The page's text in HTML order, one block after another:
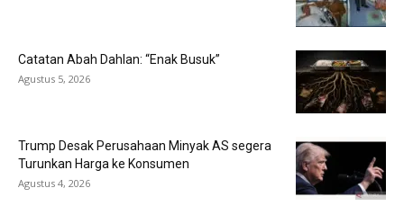
Catatan Abah Dahlan: “Enak Busuk”
Agustus 5, 2026
Trump Desak Perusahaan Minyak AS segera
Turunkan Harga ke Konsumen
Agustus 4, 2026